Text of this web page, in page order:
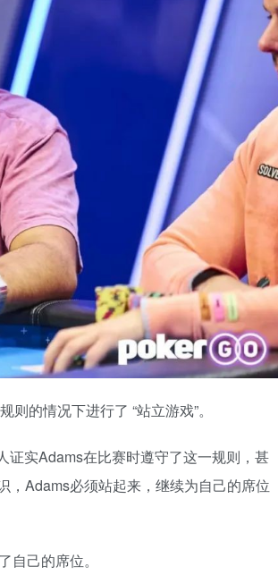
的情况下进行了 “站立游戏”。
实Adams在比赛时遵守了这一规则，甚
，Adams必须站起来，继续为自己的席位
己的席位。